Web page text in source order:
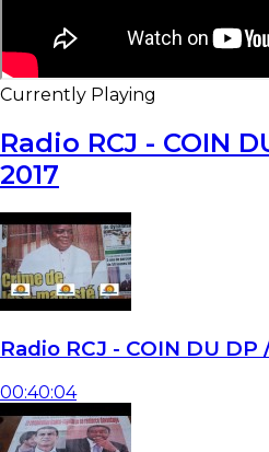
Currently Playing
Radio RCJ - COIN
2017
Radio RCJ - COIN DU DP
00:40:04